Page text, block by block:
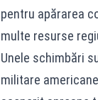
pentru apărarea
multe resurse
Unele schimbări
militare